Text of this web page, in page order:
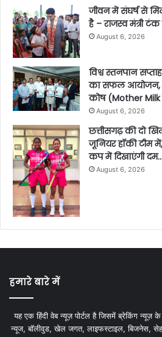
जीवन में संघर्ष से
है – राजस्व मंत्री टंक
August 6, 2026
विश्व स्तनपान
का सफल आयोजन,
कोष (Mother Milk
August 6, 2026
छत्तीसगढ़ की दो
जूनियर हॉकी टीम
कप में दिखाएंगी
August 6, 2026
हमारे बारे में
यह एक हिंदी वेब न्यूज़ पोर्टल है जिसमें ब्रेकिंग न्यूज़ के
न्यूज, बॉलीवुड, खेल जगत, लाइफस्टाइल, बिजनेस,